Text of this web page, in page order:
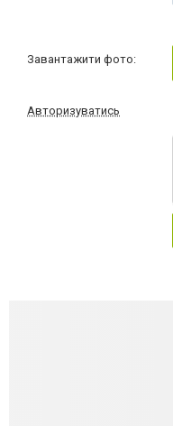
Завантажити фото:
Авторизуватись